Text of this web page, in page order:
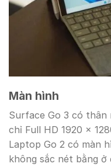
Màn hình
Surface Go 3 có thân
chỉ Full HD 1920 x
Laptop Go 2 có màn
không sắc nét bằng ở